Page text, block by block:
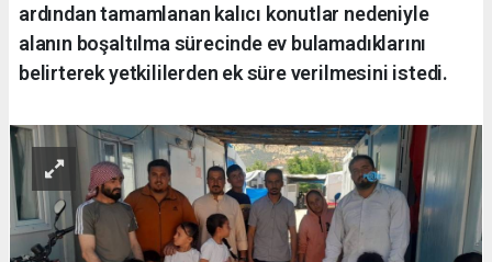
ardından tamamlanan kalıcı konutlar nedeniyle
alanın boşaltılma sürecinde ev bulamadıklarını
belirterek yetkililerden ek süre verilmesini istedi.